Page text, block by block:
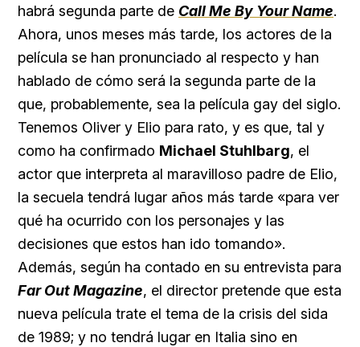
habrá segunda parte de Call Me By Your Name.
Ahora, unos meses más tarde, los actores de la
película se han pronunciado al respecto y han
hablado de cómo será la segunda parte de la
que, probablemente, sea la película gay del siglo.
Tenemos Oliver y Elio para rato, y es que, tal y
como ha confirmado Michael Stuhlbarg, el
actor que interpreta al maravilloso padre de Elio,
la secuela tendrá lugar años más tarde «para ver
qué ha ocurrido con los personajes y las
decisiones que estos han ido tomando».
Además, según ha contado en su entrevista para
Far Out Magazine, el director pretende que esta
nueva película trate el tema de la crisis del sida
de 1989; y no tendrá lugar en Italia sino en